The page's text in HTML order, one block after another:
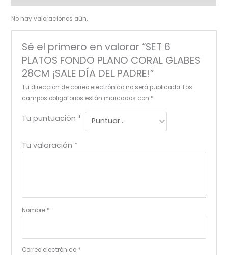
No hay valoraciones aún.
Sé el primero en valorar “SET 6
PLATOS FONDO PLANO CORAL GLABES
28CM ¡SALE DÍA DEL PADRE!”
Tu dirección de correo electrónico no será publicada. Los
campos obligatorios están marcados con *
Tu puntuación *
Tu valoración *
Nombre *
Correo electrónico *